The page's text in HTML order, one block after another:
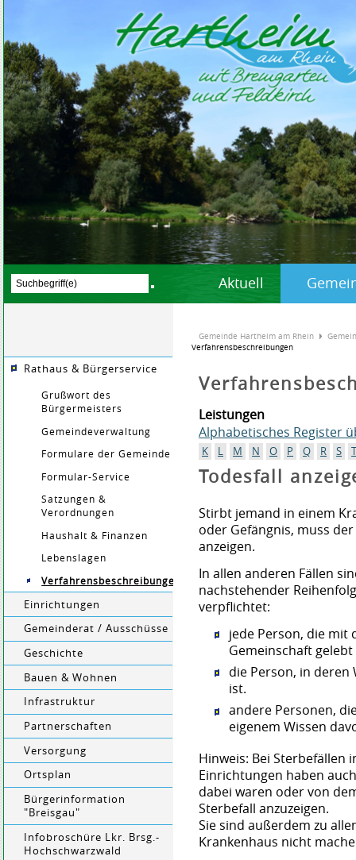
Aktuell
Rathaus & Bürgerservice
Grußwort des
Bürgermeisters
Gemeindeverwaltung
Formulare der Gemeinde
Formular-Service
Satzungen &
Verordnungen
Haushalt & Finanzen
Lebenslagen
Verfahrensbeschreibungen
Einrichtungen
Gemeinderat / Ausschüsse
Geschichte
Bauen & Wohnen
Infrastruktur
Partnerschaften
Versorgung
Ortsplan
Bürgerinformation
"Breisgau"
Infobroschüre Lkr. Brsg.-
Hochschwarzwald
Gemeinde Hartheim am Rhein
Verfahrensbeschreibungen
Leistungen
Alphabetisches Register
K L M N O P Q R S
Todesfall
Stirbt jemand in einem
oder Gefängnis, muss
anzeigen.
In allen anderen Fällen
nachstehender
verpflichtet:
jede Person, die mit
Gemeinschaft
die Person, in
ist.
andere Personen,
eigenem Wissen
Hinweis: Bei Sterbefällen
Einrichtungen haben
dabei waren oder von
Sterbefall anzuzeigen.
Sie sind außerdem zu
Krankenhaus nicht